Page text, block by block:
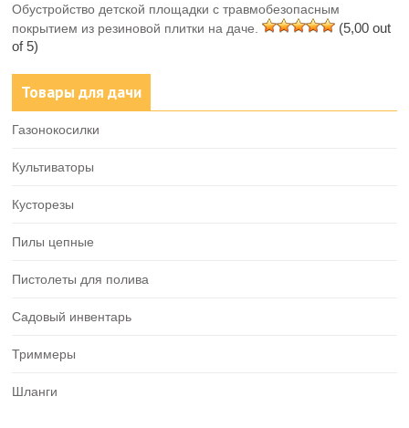
Обустройство детской площадки с травмобезопасным
покрытием из резиновой плитки на даче.
(5,00 out
of 5)
Товары для дачи
Газонокосилки
Культиваторы
Кусторезы
Пилы цепные
Пистолеты для полива
Садовый инвентарь
Триммеры
Шланги